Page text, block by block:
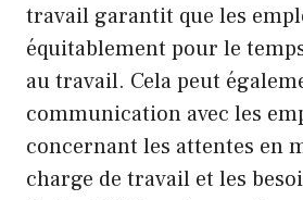
travail garantit que les
équitablement pour le
au travail. Cela peut
communication avec les
concernant les attentes en
charge de travail et les